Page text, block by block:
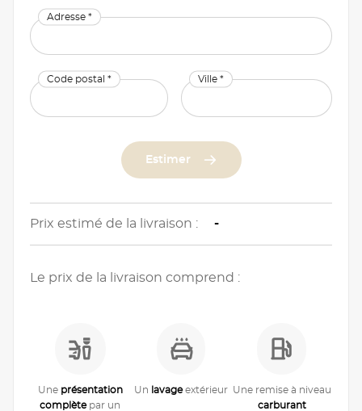
Adresse *
Code postal * Ville *
Estimer
Prix estimé de la livraison : -
Le prix de la livraison comprend :
Une présentation
complètepar un
Un lavageextérieur Une remise à niveau
carburant